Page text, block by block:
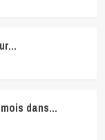
dans…